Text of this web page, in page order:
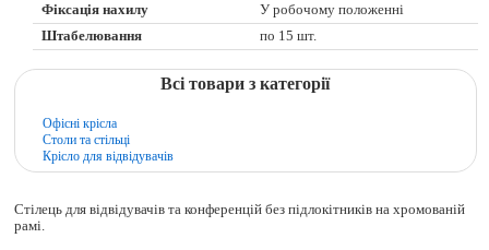
Фіксація нахилу
У робочому положенні
Штабелювання
по 15 шт.
Всі товари з категорії
Офісні крісла
Столи та стільці
Крісло для відвідувачів
Стілець для відвідувачів та конференцій без підлокітників на хромованій
рамі.